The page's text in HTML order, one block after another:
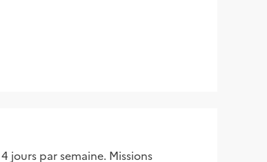
jours par semaine. Missions